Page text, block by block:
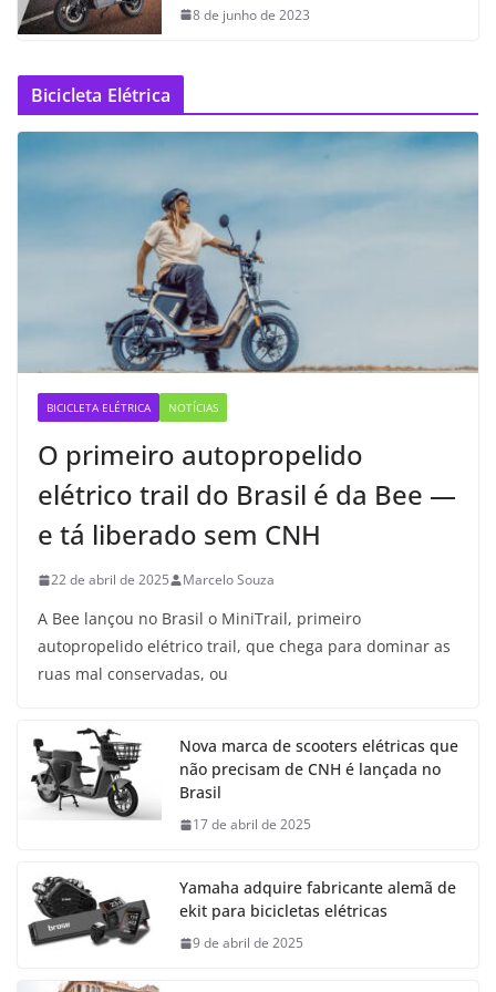
8 de junho de 2023
Bicicleta Elétrica
BICICLETA ELÉTRICA NOTÍCIAS
O primeiro autopropelido
elétrico trail do Brasil é da Bee —
e tá liberado sem CNH
22 de abril de 2025 Marcelo Souza
A Bee lançou no Brasil o MiniTrail, primeiro
autopropelido elétrico trail, que chega para dominar as
ruas mal conservadas, ou
Nova marca de scooters elétricas que
não precisam de CNH é lançada no
Brasil
17 de abril de 2025
Yamaha adquire fabricante alemã de
ekit para bicicletas elétricas
9 de abril de 2025